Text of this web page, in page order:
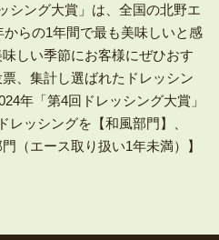
シング大賞」は、全国の北野エ
らの1年間で最も美味しいと感
しい季節にお客様にぜひおす
、集計し選ばれたドレッシン
年「第4回ドレッシング大賞」
レッシングを【和風部門】、
（エース取り扱い1年未満）】